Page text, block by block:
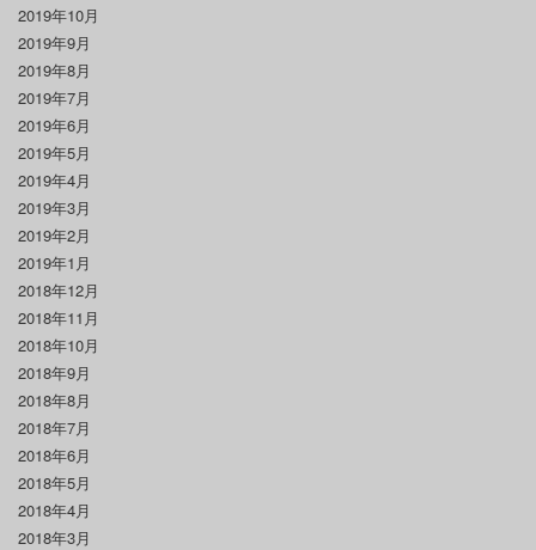
2019年10月
2019年9月
2019年8月
2019年7月
2019年6月
2019年5月
2019年4月
2019年3月
2019年2月
2019年1月
2018年12月
2018年11月
2018年10月
2018年9月
2018年8月
2018年7月
2018年6月
2018年5月
2018年4月
2018年3月